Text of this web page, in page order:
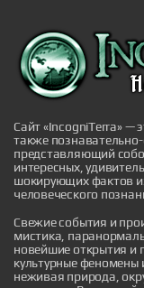
обрабатывать
Принюхивание
обрабатывать
naked-science.ru | 4
Дьявол на
потрясший
В сентябре 1826
210 на улице
эпицентром
Сайт «IncogniTerra» —
также
представляющий
интересных,
шокирующих фактов
человеческого
Свежие события и
мистика,
новейшие открытия и
культурные
неживая природа,